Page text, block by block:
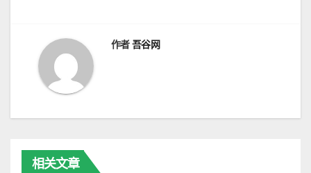
作者吾谷网
相关文章